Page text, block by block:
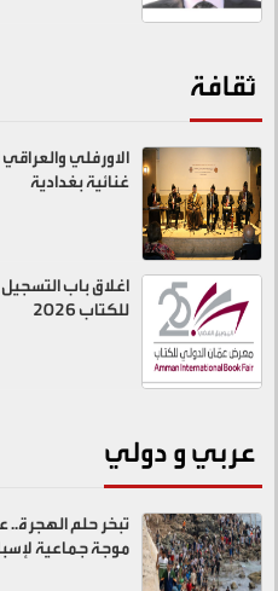
ثقافة
الاورفلي
غنائية بغدادية
اغلاق باب
للكتاب 2026
عربي و دولي
موجة جماعية